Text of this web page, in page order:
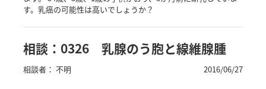
す。乳癌の可能性は高いでしょうか？
相談：0326 乳腺のう胞と線維腺腫
相談者： 不明 2016/06/27